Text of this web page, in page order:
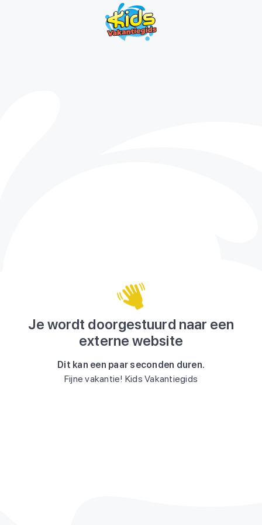
Je wordt doorgestuurd naar een
externe website
Dit kan een paar seconden duren.
Fijne vakantie! Kids Vakantiegids